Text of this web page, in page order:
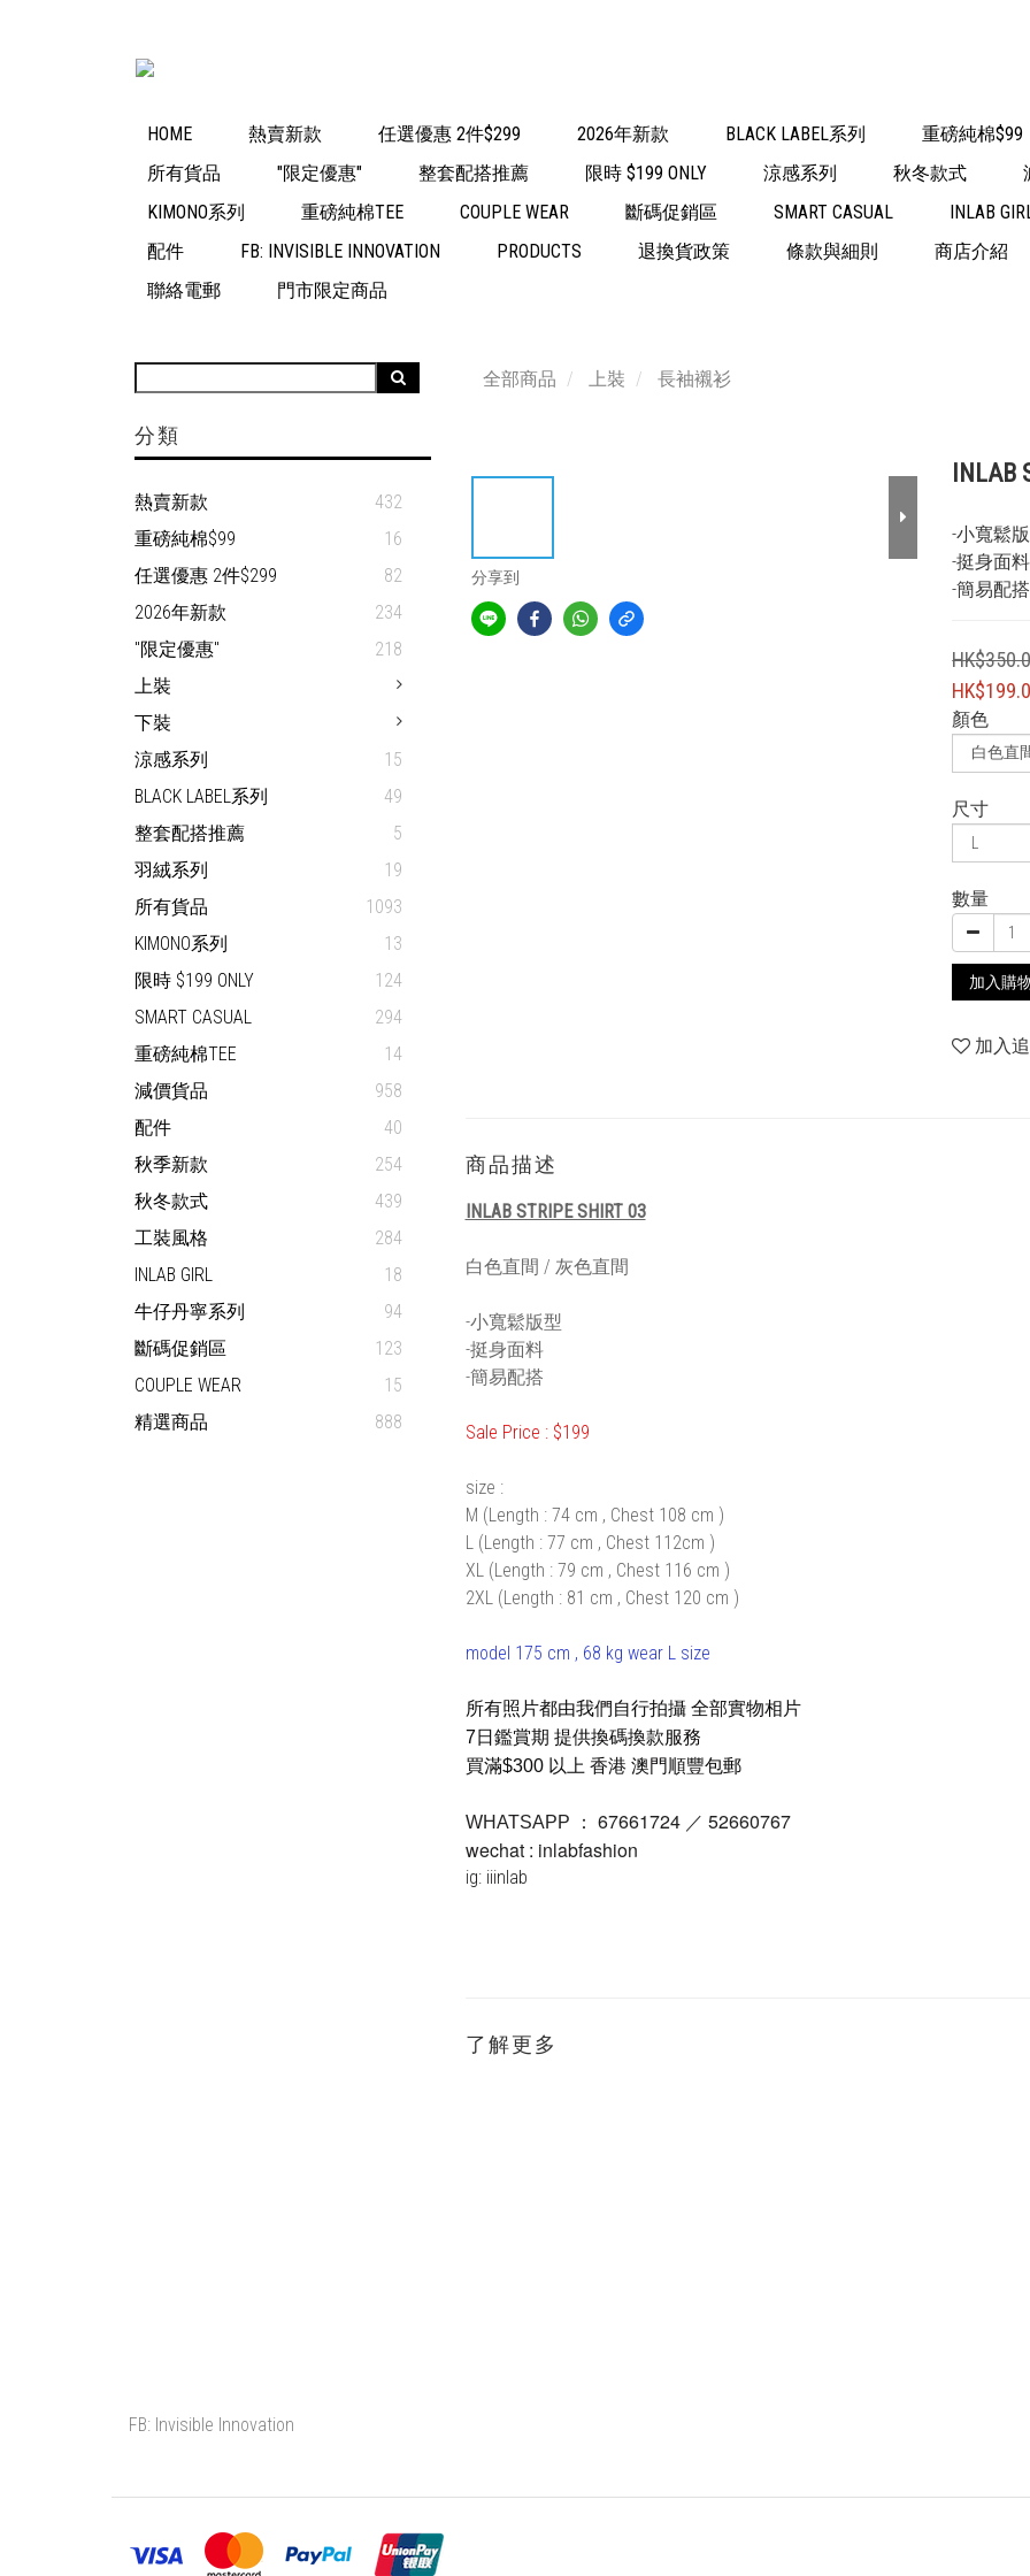
HOME 熱賣新款 任選優惠 2件$299 2026年新款 BLACK LABEL系列
重磅純棉$99
所有貨品
"限定優惠" 整套配搭推薦 限時 $199 ONLY 涼感系列 秋冬款式
KIMONO系列
重磅純棉TEE COUPLE WEAR 斷碼促銷區 SMART CASUAL
INLAB
配件
FB: INVISIBLE INNOVATION PRODUCTS 退換貨政策 條款與細則
商店介紹
聯絡電郵
門市限定商品
分類
熱賣新款
432
重磅純棉$99
16
任選優惠 2件$299
82
2026年新款
234
"限定優惠"
218
上裝
下裝
涼感系列
15
BLACK LABEL系列
49
整套配搭推薦
5
羽絨系列
19
所有貨品
1093
KIMONO系列
13
限時 $199 ONLY
124
SMART CASUAL
294
重磅純棉TEE
14
減價貨品
958
配件
40
秋季新款
254
秋冬款式
439
工裝風格
284
INLAB GIRL
18
牛仔丹寧系列
94
斷碼促銷區
123
COUPLE WEAR
15
精選商品
888
全部商品 上裝 長袖襯衫
分享到
INLAB
-小寬鬆
-挺身面料
-簡易配搭
顏色
尺寸
數量
加入購
加入
商品描述
INLAB STRIPE SHIRT 03
白色直間 / 灰色直間
-小寬鬆版型
-挺身面料
-簡易配搭
Sale Price : $199
size :
M (Length : 74 cm , Chest 108 cm )
L (Length : 77 cm , Chest 112cm )
XL (Length : 79 cm , Chest 116 cm )
2XL (Length : 81 cm , Chest 120 cm )
model 175 cm , 68 kg wear L size
所有照片都由我們自行拍攝 全部實物相片
7日鑑賞期 提供換碼換款服務
買滿$300 以上 香港 澳門順豐包郵
WHATSAPP ： 67661724 ／ 52660767
wechat : inlabfashion
ig: iiinlab
了解更多
FB: Invisible Innovation